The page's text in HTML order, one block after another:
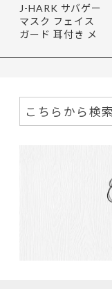
J-HARK サバゲー
マスク フェイス
ガード 耳付き メ